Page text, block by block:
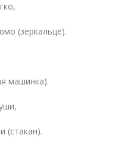
(зеркальце).
машинка).
(стакан).